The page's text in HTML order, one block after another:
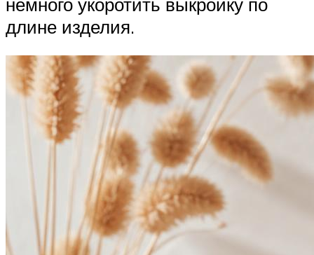
длине изделия.